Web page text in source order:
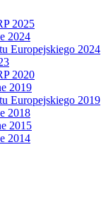
2025
2024
Europejskiego 2024
2020
2019
Europejskiego 2019
2018
2015
2014